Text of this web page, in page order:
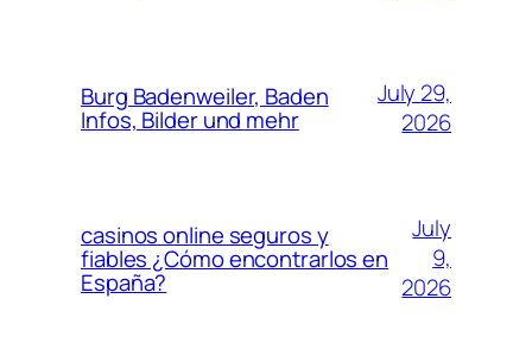
Burg Badenweiler, Baden
Infos, Bilder und mehr
July 29,
2026
casinos online seguros y
fiables ¿Cómo encontrarlos en
España?
July
9,
2026